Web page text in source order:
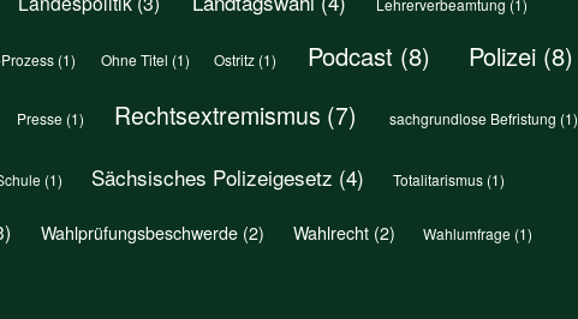
(1) Ohne Titel (1) Ostritz (1) Podcast (8) Polizei (8)
Presse(1) Rechtsextremismus (7) sachgrundlose Befristung (1)
(1) Sächsisches Polizeigesetz (4) Totalitarismus (1)
Wahlprüfungsbeschwerde (2) Wahlrecht (2) Wahlumfrage(1)